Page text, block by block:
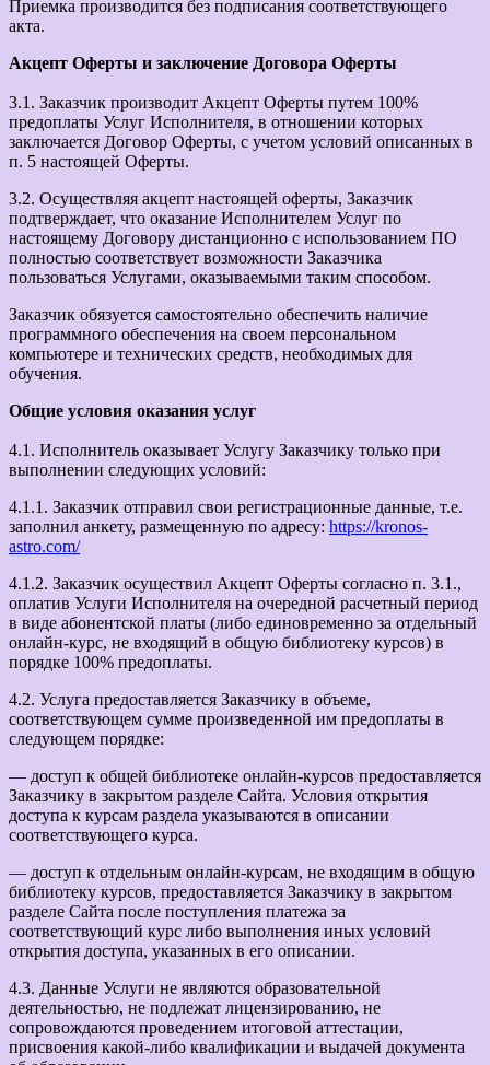
Приемка производится без подписания соответствующего
акта.
Акцепт Оферты и заключение Договора Оферты
3.1. Заказчик производит Акцепт Оферты путем 100%
предоплаты Услуг Исполнителя, в отношении которых
заключается Договор Оферты, с учетом условий описанных в
п. 5 настоящей Оферты.
3.2. Осуществляя акцепт настоящей оферты, Заказчик
подтверждает, что оказание Исполнителем Услуг по
настоящему Договору дистанционно с использованием ПО
полностью соответствует возможности Заказчика
пользоваться Услугами, оказываемыми таким способом.
Заказчик обязуется самостоятельно обеспечить наличие
программного обеспечения на своем персональном
компьютере и технических средств, необходимых для
обучения.
Общие условия оказания услуг
4.1. Исполнитель оказывает Услугу Заказчику только при
выполнении следующих условий:
4.1.1. Заказчик отправил свои регистрационные данные, т.е.
заполнил анкету, размещенную по адресу: https://kronos-
astro.com/
4.1.2. Заказчик осуществил Акцепт Оферты согласно п. 3.1.,
оплатив Услуги Исполнителя на очередной расчетный период
в виде абонентской платы (либо единовременно за отдельный
онлайн-курс, не входящий в общую библиотеку курсов) в
порядке 100% предоплаты.
4.2. Услуга предоставляется Заказчику в объеме,
соответствующем сумме произведенной им предоплаты в
следующем порядке:
— доступ к общей библиотеке онлайн-курсов предоставляется
Заказчику в закрытом разделе Сайта. Условия открытия
доступа к курсам раздела указываются в описании
соответствующего курса.
— доступ к отдельным онлайн-курсам, не входящим в общую
библиотеку курсов, предоставляется Заказчику в закрытом
разделе Сайта после поступления платежа за
соответствующий курс либо выполнения иных условий
открытия доступа, указанных в его описании.
4.3. Данные Услуги не являются образовательной
деятельностью, не подлежат лицензированию, не
сопровождаются проведением итоговой аттестации,
присвоения какой-либо квалификации и выдачей документа